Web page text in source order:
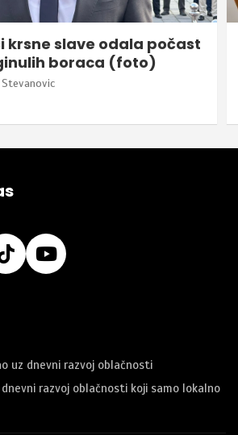
krsne slave odala počast
boraca (foto)
Stevanovic
uz dnevni razvoj oblačnosti
razvoj oblačnosti koji samo lokalno